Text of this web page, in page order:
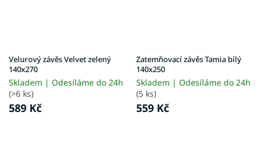
Velurový závěs Velvet zelený
140x270
Skladem | Odesíláme do 24h
(>6 ks)
589 Kč
Zatemňovací závěs Tamia bílý
140x250
Skladem | Odesíláme do 24h
(5 ks)
559 Kč